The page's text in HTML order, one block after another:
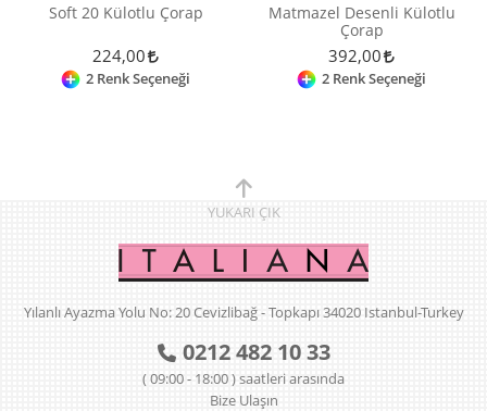
Soft 20 Külotlu Çorap
224,00
2 Renk Seçeneği
Matmazel Desenli Külotlu
Çorap
392,00
2 Renk Seçeneği
YUKARI ÇIK
Yılanlı Ayazma Yolu No: 20 Cevizlibağ - Topkapı 34020 Istanbul-Turkey
0212 482 10 33
( 09:00 - 18:00 ) saatleri arasında
Bize Ulaşın